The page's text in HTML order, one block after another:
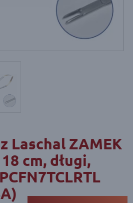
Laschal ZAMEK
cm, długi,